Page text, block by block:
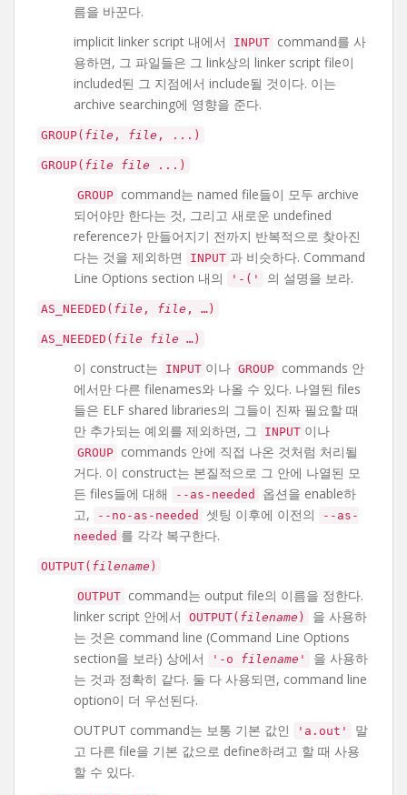
름을 바꾼다.
implicit linker script 내에서
INPUT command를 사
용하면, 그 파일들은 그 link상의 linker script file이
included된 그 지점에서 include될 것이다. 이는
archive searching에 영향을 준다.
GROUP( file , file , ...)
GROUP( file file ...)
GROUP command는 named file들이 모두 archive
되어야만 한다는 것, 그리고 새로운 undefined
reference가 만들어지기 전까지 반복적으로 찾아진
다는 것을 제외하면
INPUT 과 비슷하다. Command
Line Options section 내의
'-(' 의 설명을 보라.
AS_NEEDED( file , file , …)
AS_NEEDED( file file …)
이 construct는 INPUT 이나 GROUP commands 안
에서만 다른 filenames와 나올 수 있다. 나열된 files
들은 ELF shared libraries의 그들이 진짜 필요할 때
만 추가되는 예외를 제외하면, 그
INPUT 이나
GROUP commands 안에 직접 나온 것처럼 처리될
거다. 이 construct는 본질적으로 그 안에 나열된 모
든 files들에 대해
--as-needed
옵션을 enable하
고,
--no-as-needed 셋팅 이후에 이전의
--as-
needed 를 각각 복구한다.
OUTPUT( filename )
OUTPUT command는 output file의 이름을 정한다.
linker script 안에서
OUTPUT( filename )
을 사용하
는 것은 command line (Command Line Options
section을 보라) 상에서
'-o filename '
을 사용하
는 것과 정확히 같다. 둘 다 사용되면, command line
option이 더 우선된다.
OUTPUT command는 보통 기본 값인
'a.out'
말
고 다른 file을 기본 값으로 define하려고 할 때 사용
할 수 있다.